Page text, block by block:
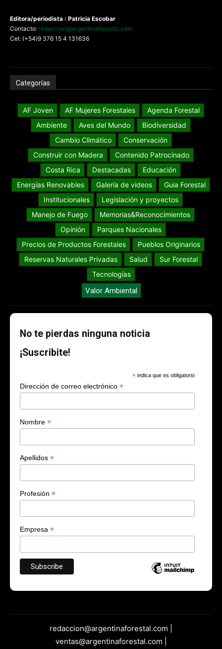
Editora/periodista : Patricia Escobar
Contacto: redaccion@argentinaforestal.com
Cel: (+54)9 376 15 4 131636
Categorías
AF Joven AF Mujeres Forestales
Agenda Forestal
Ambiente
Aves del Mundo
Biodiversidad
Cambio Climático
Conservación
Construir con Madera
Contenido Patrocinado
Costa Rica
Destacadas
Educación
Energías Renovables
Galería de videos
Guia Forestal
Institucionales
Legislación y proyectos
Manejo de Fuego
Memorias&Reconocimientos
Opinión
Parques Nacionales
Precios de Productos Forestales
Pueblos Originarios
Reservas Naturales Privadas
Salud
Sur Forestal
Tecnologías
Valor Ambiental
No te pierdas ninguna noticia
¡Suscribite!
* indica que es obligatorio
Dirección de correo electrónico *
Nombre *
Apellidos *
Profesión *
Empresa *
redaccion@argentinaforestal.com |
ventas@argentinaforestal.com |